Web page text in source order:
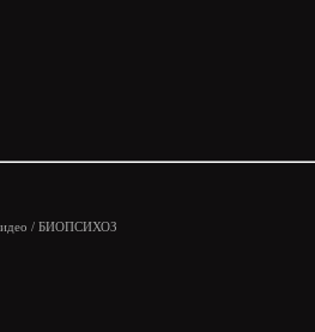
/ БИОПСИХОЗ